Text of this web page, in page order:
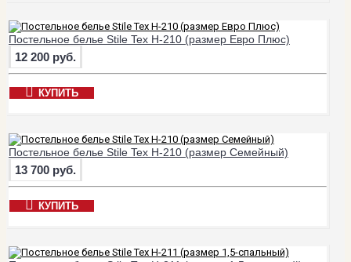
Постельное белье Stile Tex H-210 (размер Евро Плюс)
12 200 руб.
КУПИТЬ
Постельное белье Stile Tex H-210 (размер Семейный)
13 700 руб.
КУПИТЬ